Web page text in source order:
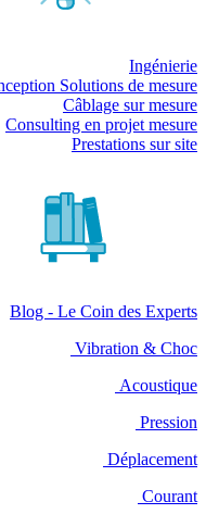
Ingénierie
Solutions de mesure
Câblage sur mesure
Consulting en projet mesure
Prestations sur site
Blog - Le Coin des Experts
Vibration & Choc
Acoustique
Pression
Déplacement
Courant